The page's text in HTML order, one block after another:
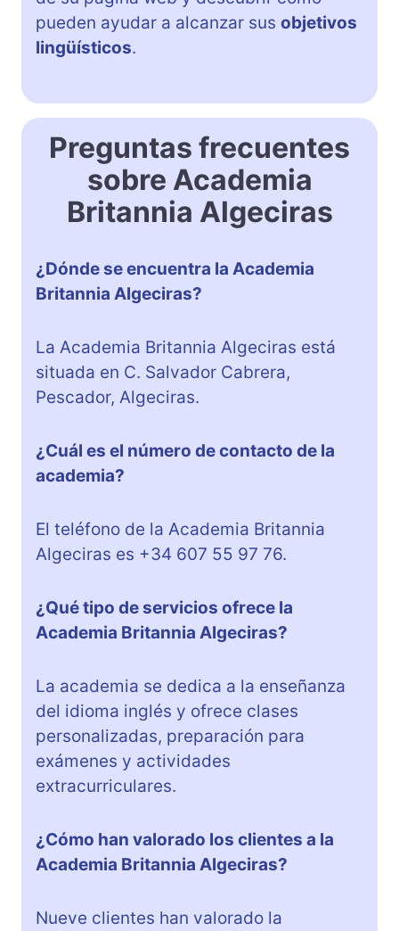
pueden ayudar a alcanzar sus objetivos
lingüísticos.
Preguntas frecuentes
sobre Academia
Britannia Algeciras
¿Dónde se encuentra la Academia
Britannia Algeciras?
La Academia Britannia Algeciras está
situada en C. Salvador Cabrera,
Pescador, Algeciras.
¿Cuál es el número de contacto de la
academia?
El teléfono de la Academia Britannia
Algeciras es +34 607 55 97 76.
¿Qué tipo de servicios ofrece la
Academia Britannia Algeciras?
La academia se dedica a la enseñanza
del idioma inglés y ofrece clases
personalizadas, preparación para
exámenes y actividades
extracurriculares.
¿Cómo han valorado los clientes a la
Academia Britannia Algeciras?
Nueve clientes han valorado la